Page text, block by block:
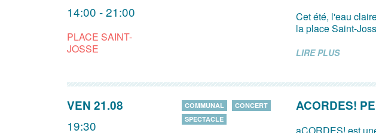
14:00 - 21:00
PLACE SAINT-
JOSSE
Cet été, l'eau
la place Saint-
LIRE PLUS
VEN 21.08
19:30
COMMUNAL
CONCERT
SPECTACLE
ACORDES!
aCORDES! est